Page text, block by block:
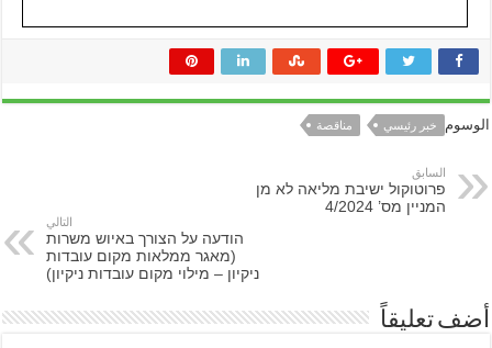
الوسوم خبر رئيسي مناقصة
السابق
פרוטוקול ישיבת מליאה לא מן
המניין מס’ 4/2024
التالي
הודעה על הצורך באיוש משרות
(מאגר ממלאות מקום עובדות
ניקיון – מילוי מקום עובדות ניקיון)
أضف تعليقاً